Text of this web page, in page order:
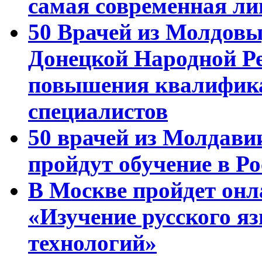
самая современная
50 Врачей из
Донецкой Народной
повышения
специалистов
50 врачей из
пройдут обучение в
В Москве пройдет
«Изучение русского
технологий»